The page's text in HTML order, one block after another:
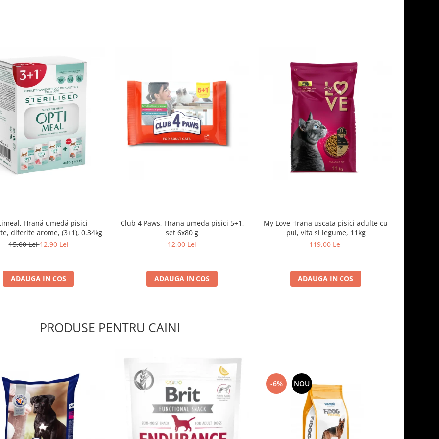
Hrană umedă pisici
diferite arome, (3+1), 0.34kg
15,00 Lei12,90 Lei
ADAUGA IN COS
Club 4 Paws, Hrana umeda pisici 5+1,
set 6x80 g
12,00 Lei
ADAUGA IN COS
My Love Hrana uscata pisici adulte cu
pui, vita si legume, 11kg
119,00 Lei
ADAUGA IN COS
PRODUSE PENTRU CAINI
-6% NOU